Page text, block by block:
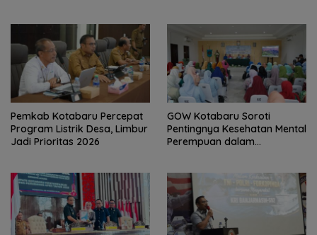
Pemkab Kotabaru Percepat
Program Listrik Desa, Limbur
Jadi Prioritas 2026
GOW Kotabaru Soroti
Pentingnya Kesehatan Mental
Perempuan dalam